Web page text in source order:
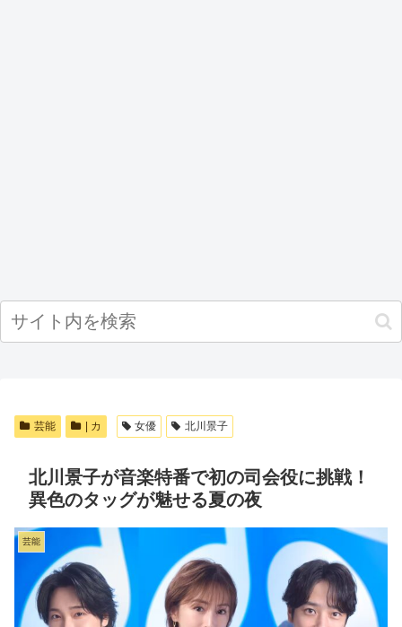
芸能 | カ 女優 北川景子
北川景子が音楽特番で初の司会役に挑戦！
異色のタッグが魅せる夏の夜
芸能